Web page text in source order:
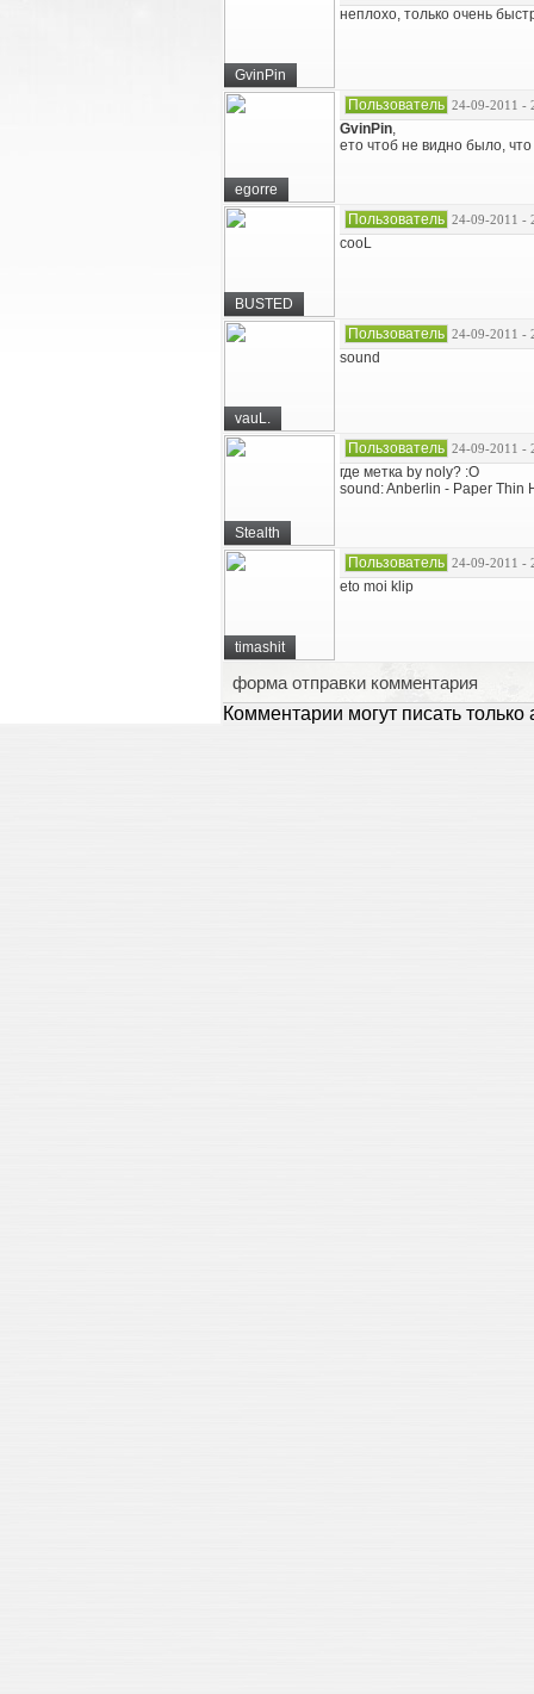
GvinPin
неплохо, только очень
egorre
Пользователь 24-09-2011 -
GvinPin,
ето чтоб не видно было,
BUSTED
Пользователь 24-09-2011 -
cooL
vauL.
Пользователь 24-09-2011 -
sound
Stealth
Пользователь 24-09-2011 -
где метка by noly? :O
sound: Anberlin - Paper Thin
timashit
Пользователь 24-09-2011 -
eto moi klip
форма отправки комментария
Комментарии могут писать